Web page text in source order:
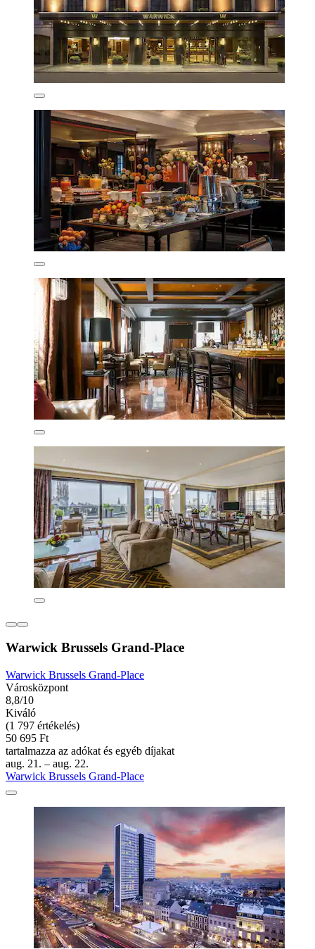
Warwick Brussels Grand-Place
Warwick Brussels Grand-Place
Városközpont
8,8/10
Kiváló
(1 797 értékelés)
50 695 Ft
tartalmazza az adókat és egyéb díjakat
aug. 21. – aug. 22.
Warwick Brussels Grand-Place